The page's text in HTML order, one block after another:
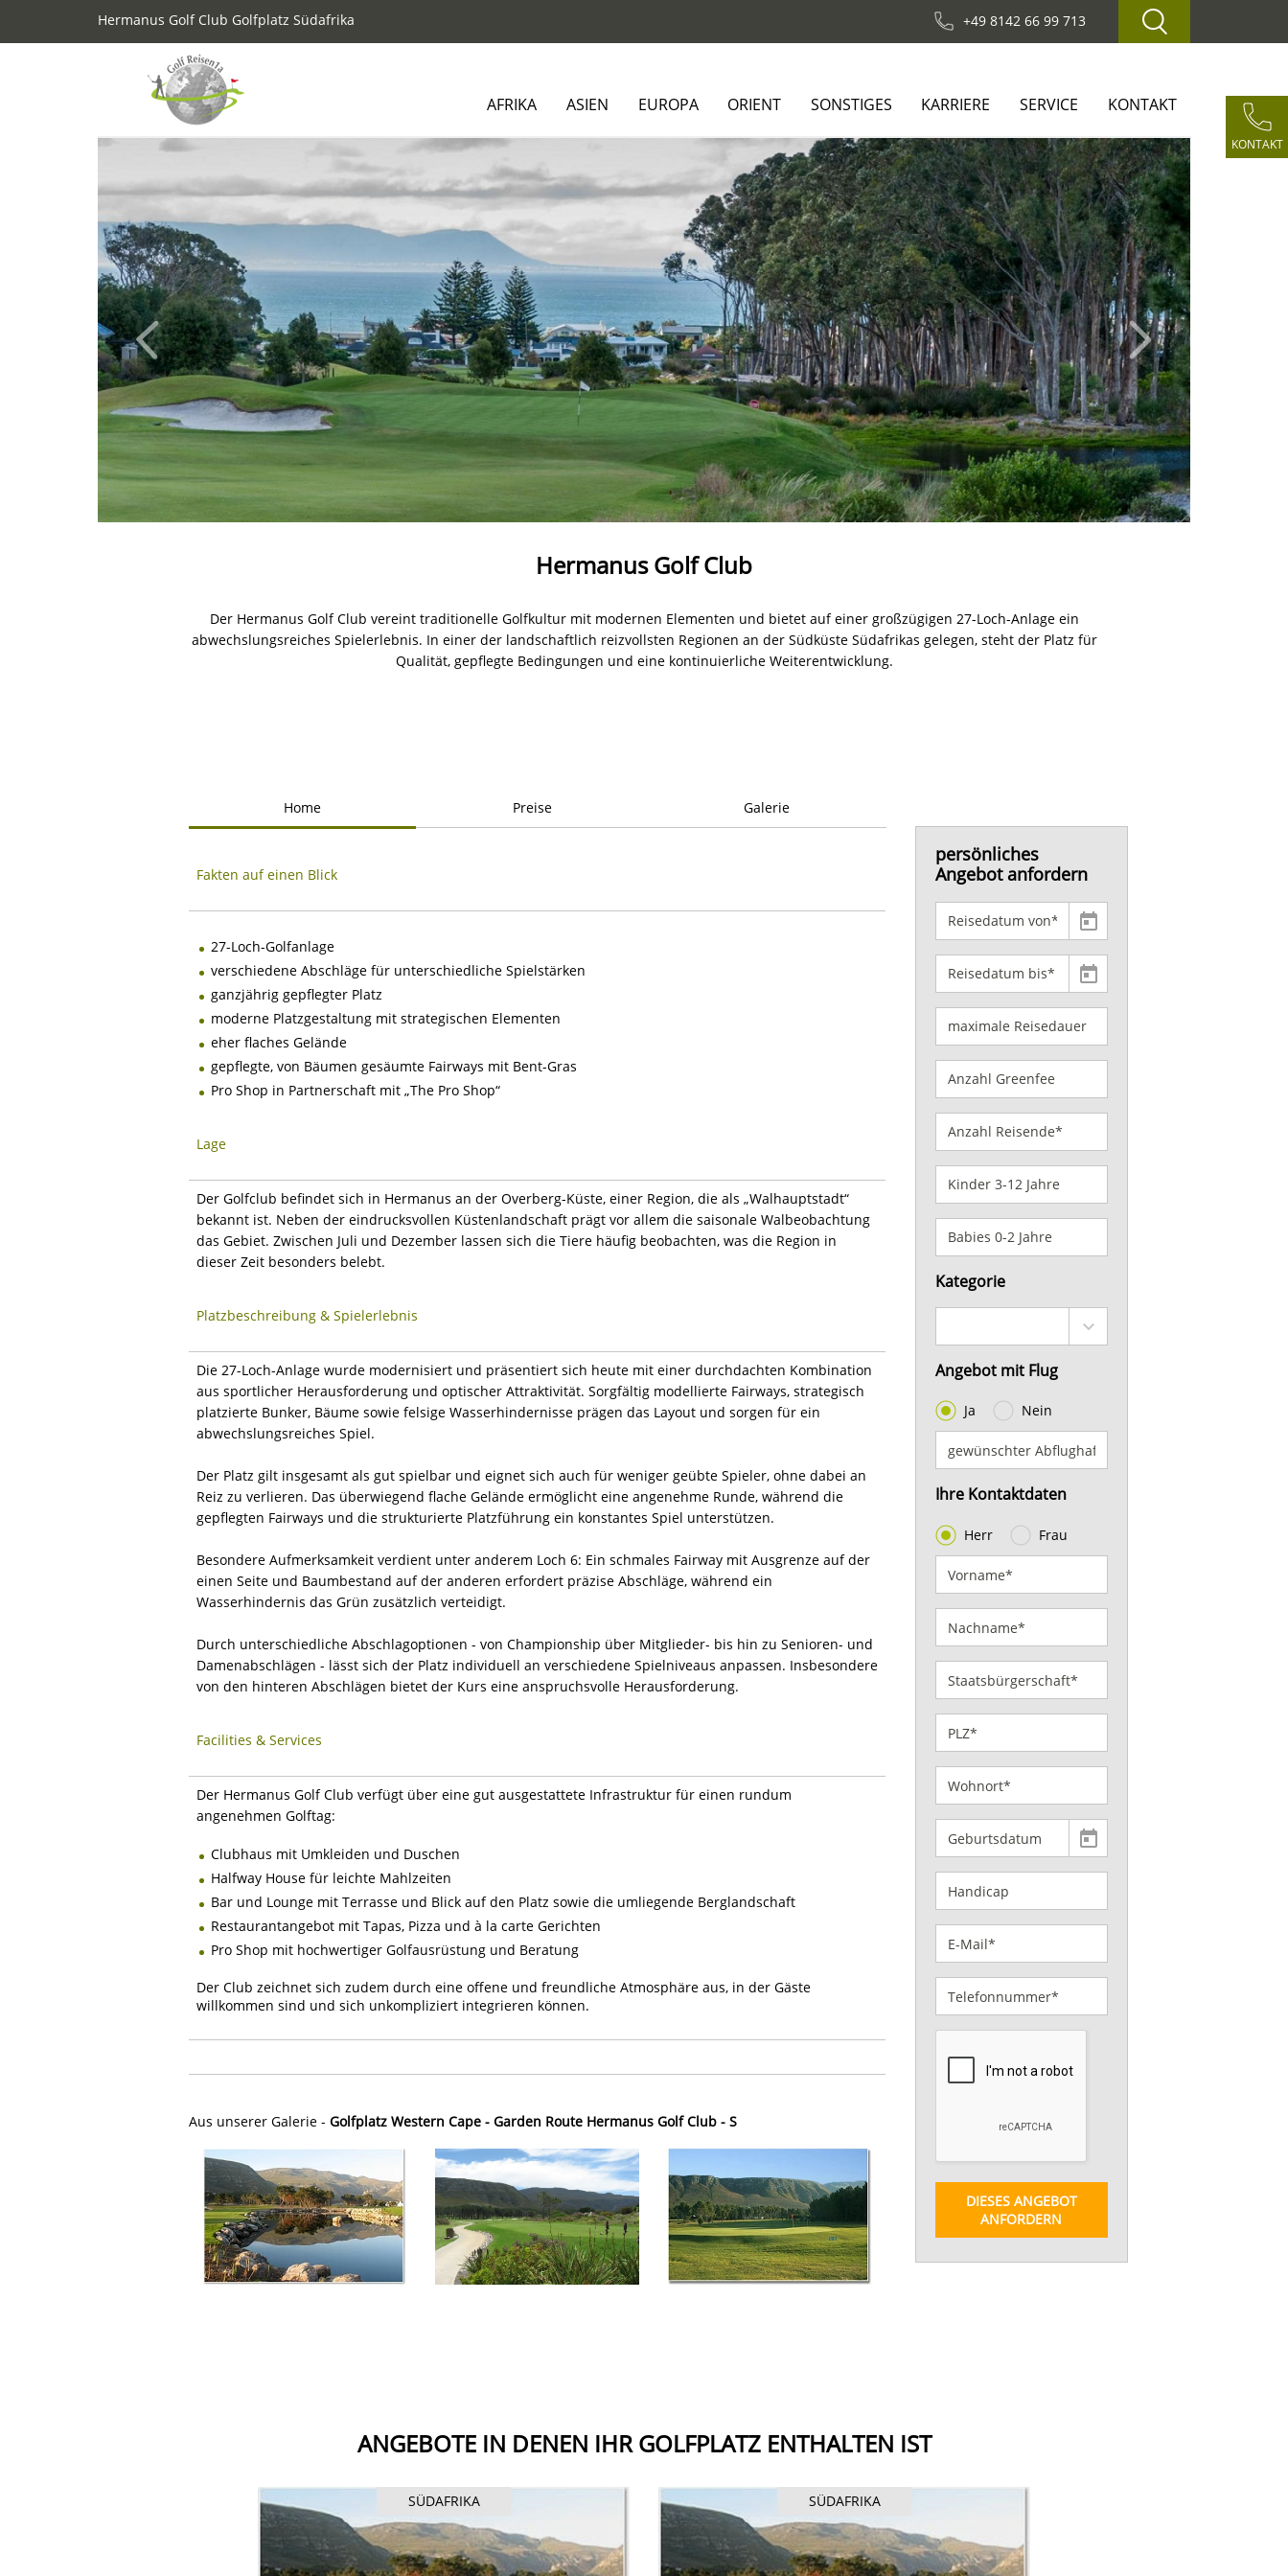
Hermanus Golf Club Golfplatz Südafrika +49 8142 66 99 713
KONTAKT
AFRIKA ASIEN EUROPA ORIENT SONSTIGES KARRIERE SERVICE KONTAKT
Previous Next
Hermanus Golf Club
Der Hermanus Golf Club vereint traditionelle Golfkultur mit modernen Elementen und bietet auf einer großzügigen 27-Loch-Anlage ein
abwechslungsreiches Spielerlebnis. In einer der landschaftlich reizvollsten Regionen an der Südküste Südafrikas gelegen, steht der Platz für
Qualität, gepflegte Bedingungen und eine kontinuierliche Weiterentwicklung.
Home Preise Galerie
Fakten auf einen Blick
27-Loch-Golfanlage
verschiedene Abschläge für unterschiedliche Spielstärken
ganzjährig gepflegter Platz
moderne Platzgestaltung mit strategischen Elementen
eher flaches Gelände
gepflegte, von Bäumen gesäumte Fairways mit Bent-Gras
Pro Shop in Partnerschaft mit „The Pro Shop“
Lage
Der Golfclub befindet sich in Hermanus an der Overberg-Küste, einer Region, die als „Walhauptstadt“
bekannt ist. Neben der eindrucksvollen Küstenlandschaft prägt vor allem die saisonale Walbeobachtung
das Gebiet. Zwischen Juli und Dezember lassen sich die Tiere häufig beobachten, was die Region in
dieser Zeit besonders belebt.
Platzbeschreibung & Spielerlebnis
Die 27-Loch-Anlage wurde modernisiert und präsentiert sich heute mit einer durchdachten Kombination
aus sportlicher Herausforderung und optischer Attraktivität. Sorgfältig modellierte Fairways, strategisch
platzierte Bunker, Bäume sowie felsige Wasserhindernisse prägen das Layout und sorgen für ein
abwechslungsreiches Spiel.
Der Platz gilt insgesamt als gut spielbar und eignet sich auch für weniger geübte Spieler, ohne dabei an
Reiz zu verlieren. Das überwiegend flache Gelände ermöglicht eine angenehme Runde, während die
gepflegten Fairways und die strukturierte Platzführung ein konstantes Spiel unterstützen.
Besondere Aufmerksamkeit verdient unter anderem Loch 6: Ein schmales Fairway mit Ausgrenze auf der
einen Seite und Baumbestand auf der anderen erfordert präzise Abschläge, während ein
Wasserhindernis das Grün zusätzlich verteidigt.
Durch unterschiedliche Abschlagoptionen - von Championship über Mitglieder- bis hin zu Senioren- und
Damenabschlägen - lässt sich der Platz individuell an verschiedene Spielniveaus anpassen. Insbesondere
von den hinteren Abschlägen bietet der Kurs eine anspruchsvolle Herausforderung.
Facilities & Services
Der Hermanus Golf Club verfügt über eine gut ausgestattete Infrastruktur für einen rundum
angenehmen Golftag:
Clubhaus mit Umkleiden und Duschen
Halfway House für leichte Mahlzeiten
Bar und Lounge mit Terrasse und Blick auf den Platz sowie die umliegende Berglandschaft
Restaurantangebot mit Tapas, Pizza und à la carte Gerichten
Pro Shop mit hochwertiger Golfausrüstung und Beratung
Der Club zeichnet sich zudem durch eine offene und freundliche Atmosphäre aus, in der Gäste
willkommen sind und sich unkompliziert integrieren können.
Aus unserer Galerie - Golfplatz Western Cape - Garden Route Hermanus Golf Club - S
persönliches
Angebot anfordern
Kategorie
Angebot mit Flug
Ja Nein
Ihre Kontaktdaten
Herr Frau
DIESES ANGEBOT
ANFORDERN
ANGEBOTE IN DENEN IHR GOLFPLATZ ENTHALTEN IST
SÜDAFRIKA SÜDAFRIKA